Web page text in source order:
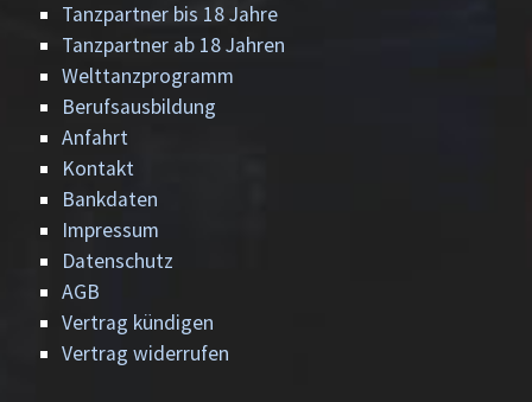
Tanzpartner bis 18 Jahre
Tanzpartner ab 18 Jahren
Welttanzprogramm
Berufsausbildung
Anfahrt
Kontakt
Bankdaten
Impressum
Datenschutz
AGB
Vertrag kündigen
Vertrag widerrufen